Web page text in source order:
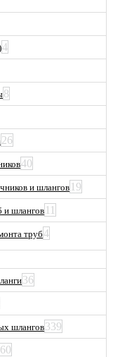
4
8
26
40
и шлангов 19
и шлангов 11
труб4
36
шлангов339